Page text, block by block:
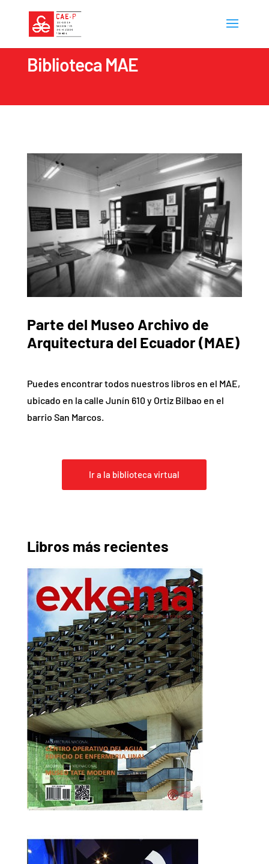
Biblioteca MAE
Parte del Museo Archivo de
Arquitectura del Ecuador (MAE)
Puedes encontrar todos nuestros libros en el MAE,
ubicado en la calle Junín 610 y Ortiz Bilbao en el
barrio San Marcos.
Ir a la biblioteca virtual
Libros más recientes